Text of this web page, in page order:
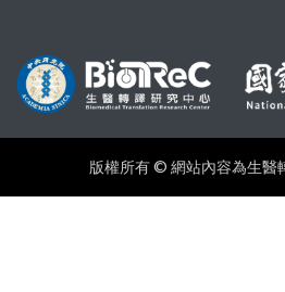
版權所有 © 網站內容為生醫